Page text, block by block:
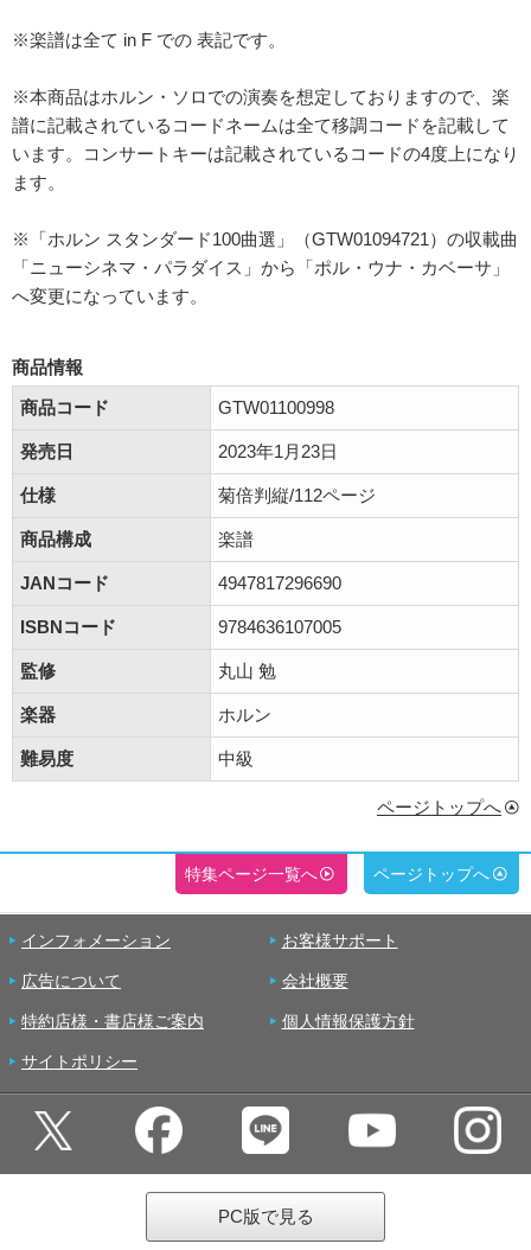
※楽譜は全て in F での 表記です。
※本商品はホルン・ソロでの演奏を想定しておりますので、楽
譜に記載されているコードネームは全て移調コードを記載して
います。コンサートキーは記載されているコードの4度上になり
ます。
※「ホルン スタンダード100曲選」（GTW01094721）の収載曲
「ニューシネマ・パラダイス」から「ポル・ウナ・カベーサ」
へ変更になっています。
商品情報
商品コード
GTW01100998
発売日 2023年1月23日
仕様 菊倍判縦/112ページ
商品構成 楽譜
JANコード 4947817296690
ISBNコード 9784636107005
監修 丸山 勉
楽器 ホルン
難易度 中級
ページトップへ
特集ページ一覧へ ページトップへ
インフォメーション お客様サポート
広告について 会社概要
特約店様・書店様ご案内 個人情報保護方針
サイトポリシー
PC版で見る